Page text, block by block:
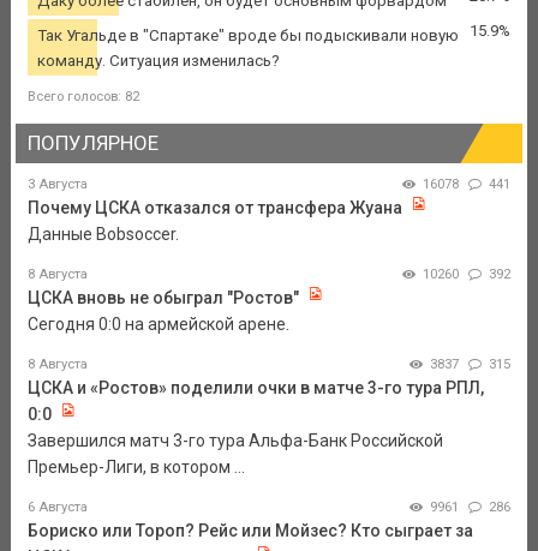
Так Угальде в "Спартаке" вроде бы подыскивали новую
команду. Ситуация изменилась?
15.9%
Всего голосов: 82
ПОПУЛЯРНОЕ
3 Августа 16078 441
Почему ЦСКА отказался от трансфера Жуана
Данные Bobsoccer.
8 Августа 10260 392
ЦСКА вновь не обыграл "Ростов"
Сегодня 0:0 на армейской арене.
8 Августа 3837 315
ЦСКА и «Ростов» поделили очки в матче 3-го тура РПЛ,
0:0
Завершился матч 3-го тура Альфа-Банк Российской
Премьер-Лиги, в котором ...
6 Августа 9961 286
Бориско или Тороп? Рейс или Мойзес? Кто сыграет за